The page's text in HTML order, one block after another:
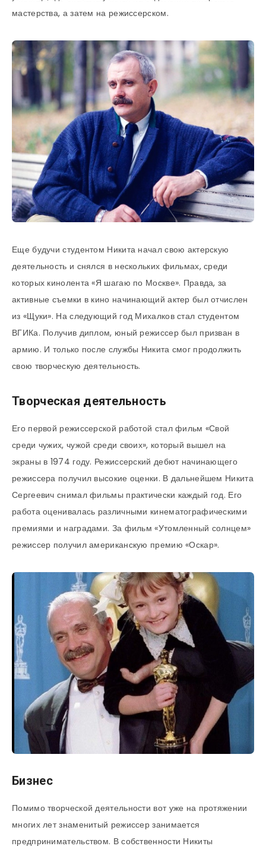
мастерства, а затем на режиссерском.
Еще будучи студентом Никита начал свою актерскую
деятельность и снялся в нескольких фильмах, среди
которых кинолента «Я шагаю по Москве». Правда, за
активные съемки в кино начинающий актер был отчислен
из «Щуки». На следующий год Михалков стал студентом
ВГИКа. Получив диплом, юный режиссер был призван в
армию. И только после службы Никита смог продолжить
свою творческую деятельность.
Творческая деятельность
Его первой режиссерской работой стал фильм «Свой
среди чужих, чужой среди своих», который вышел на
экраны в 1974 году. Режиссерский дебют начинающего
режиссера получил высокие оценки. В дальнейшем Никита
Сергеевич снимал фильмы практически каждый год. Его
работа оценивалась различными кинематографическими
премиями и наградами. За фильм «Утомленный солнцем»
режиссер получил американскую премию «Оскар».
Бизнес
Помимо творческой деятельности вот уже на протяжении
многих лет знаменитый режиссер занимается
предпринимательством. В собственности Никиты